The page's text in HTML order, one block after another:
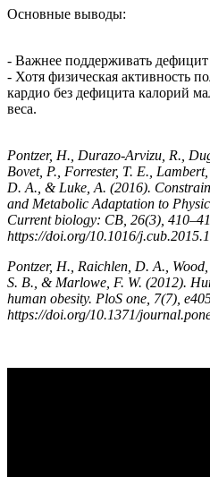
Основные выводы:
- Важнее поддерживать
- Хотя физическая активность
кардио без дефицита калорий
веса.
Pontzer, H., Durazo-Arvizu, R.,
Bovet, P., Forrester, T. E.,
D. A., & Luke, A. (2016).
and Metabolic Adaptation to
Current biology: CB, 26(3),
https://doi.org/10.1016/
Pontzer, H., Raichlen, D. A.,
S. B., & Marlowe, F. W. (2012).
human obesity. PloS one, 7(7),
https://doi.org/10.1371/